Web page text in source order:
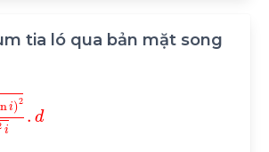
tia ló qua bản mặt song
21-